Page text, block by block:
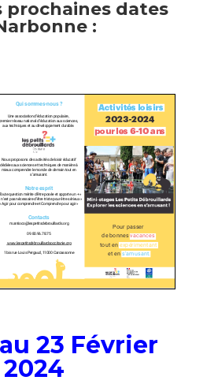
prochaines dates
:
23 Février
2024